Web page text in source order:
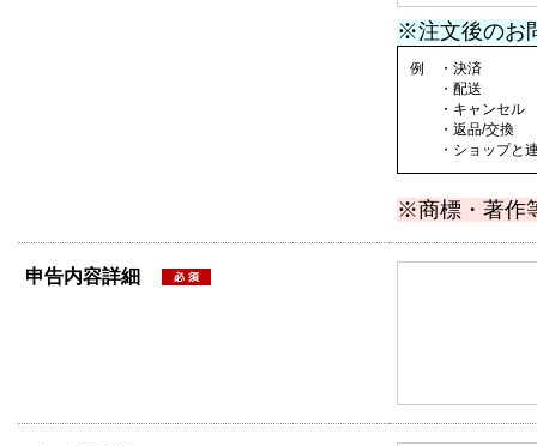
※注文後のお
例 ・決済
・配送
・キャンセル
・返品/交換
・ショップと連
※商標・著作
申告内容詳細